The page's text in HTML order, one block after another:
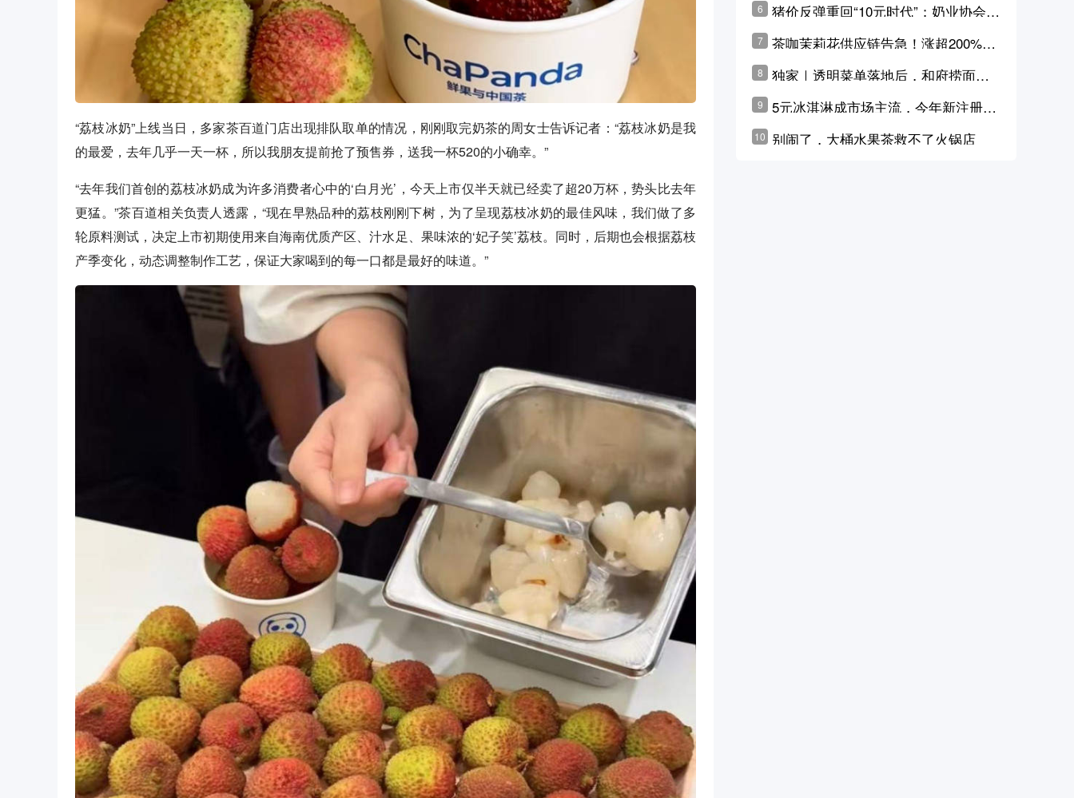
“荔枝冰奶”上线当日，多家茶百道门店出现排队取单的情况，刚刚取完奶茶的周女士告诉记者：“荔枝冰奶是我
的最爱，去年几乎一天一杯，所以我朋友提前抢了预售券，送我一杯520的小确幸。”
“去年我们首创的荔枝冰奶成为许多消费者心中的‘白月光’，今天上市仅半天就已经卖了超20万杯，势头比去年
更猛。”茶百道相关负责人透露，“现在早熟品种的荔枝刚刚下树，为了呈现荔枝冰奶的最佳风味，我们做了多
轮原料测试，决定上市初期使用来自海南优质产区、汁水足、果味浓的‘妃子笑’荔枝。同时，后期也会根据荔枝
产季变化，动态调整制作工艺，保证大家喝到的每一口都是最好的味道。”
6
猪价反弹重回“10元时代”；奶业协会称
原奶价格现回暖迹象
7
茶咖茉莉花供应链告急！涨超200%，
横州花价冲破50元一斤
8
独家｜透明菜单落地后，和府捞面李
学林公布未来10年计划
9
5元冰淇淋成市场主流，今年新注册相
10 别闹了，大桶水果茶救不了火锅店